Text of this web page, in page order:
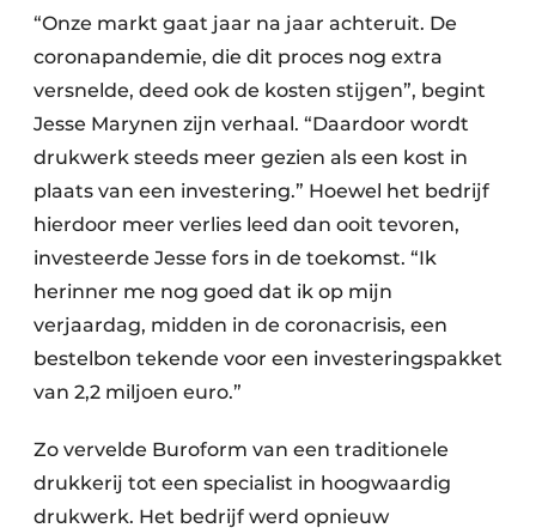
“Onze markt gaat jaar na jaar achteruit. De
coronapandemie, die dit proces nog extra
versnelde, deed ook de kosten stijgen”, begint
Jesse Marynen zijn verhaal. “Daardoor wordt
drukwerk steeds meer gezien als een kost in
plaats van een investering.” Hoewel het bedrijf
hierdoor meer verlies leed dan ooit tevoren,
investeerde Jesse fors in de toekomst. “Ik
herinner me nog goed dat ik op mijn
verjaardag, midden in de coronacrisis, een
bestelbon tekende voor een investeringspakket
van 2,2 miljoen euro.”
Zo vervelde Buroform van een traditionele
drukkerij tot een specialist in hoogwaardig
drukwerk. Het bedrijf werd opnieuw